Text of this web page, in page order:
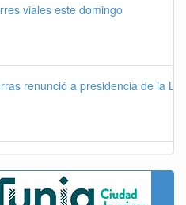
viales este domingo
renunció a presidencia de la